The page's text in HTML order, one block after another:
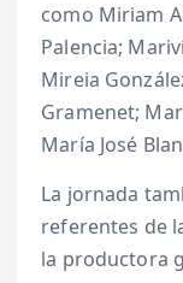
como Miriam
Palencia;
Mireia
Gramenet;
María José
La jornada
referentes de
la productora